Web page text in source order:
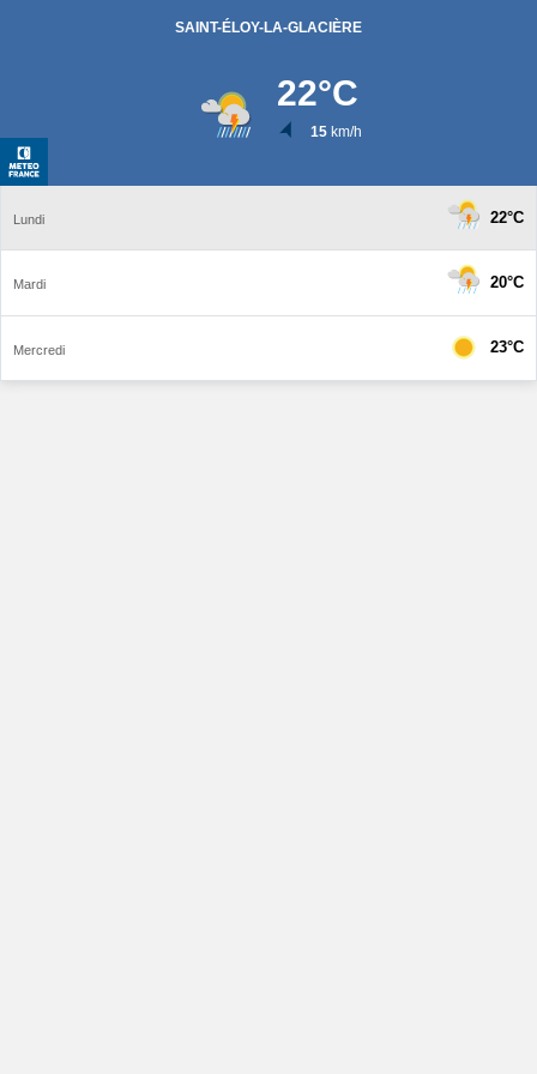
SAINT-ÉLOY-LA-GLACIÈRE
22°C
15km/h
Lundi 22°C
Mardi 20°C
Mercredi 23°C